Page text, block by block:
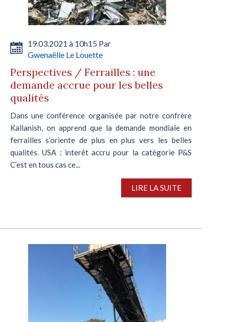
19.03.2021 à 10h15 Par
Gwenaëlle Le Louette
Perspectives / Ferrailles : une
demande accrue pour les belles
qualités
Dans une conférence organisée par notre confrère
Kallanish, on apprend que la demande mondiale en
ferrailles s’oriente de plus en plus vers les belles
qualités. USA : interêt accru pour la catégorie P&S
C’est en tous cas ce...
LIRE LA SUITE